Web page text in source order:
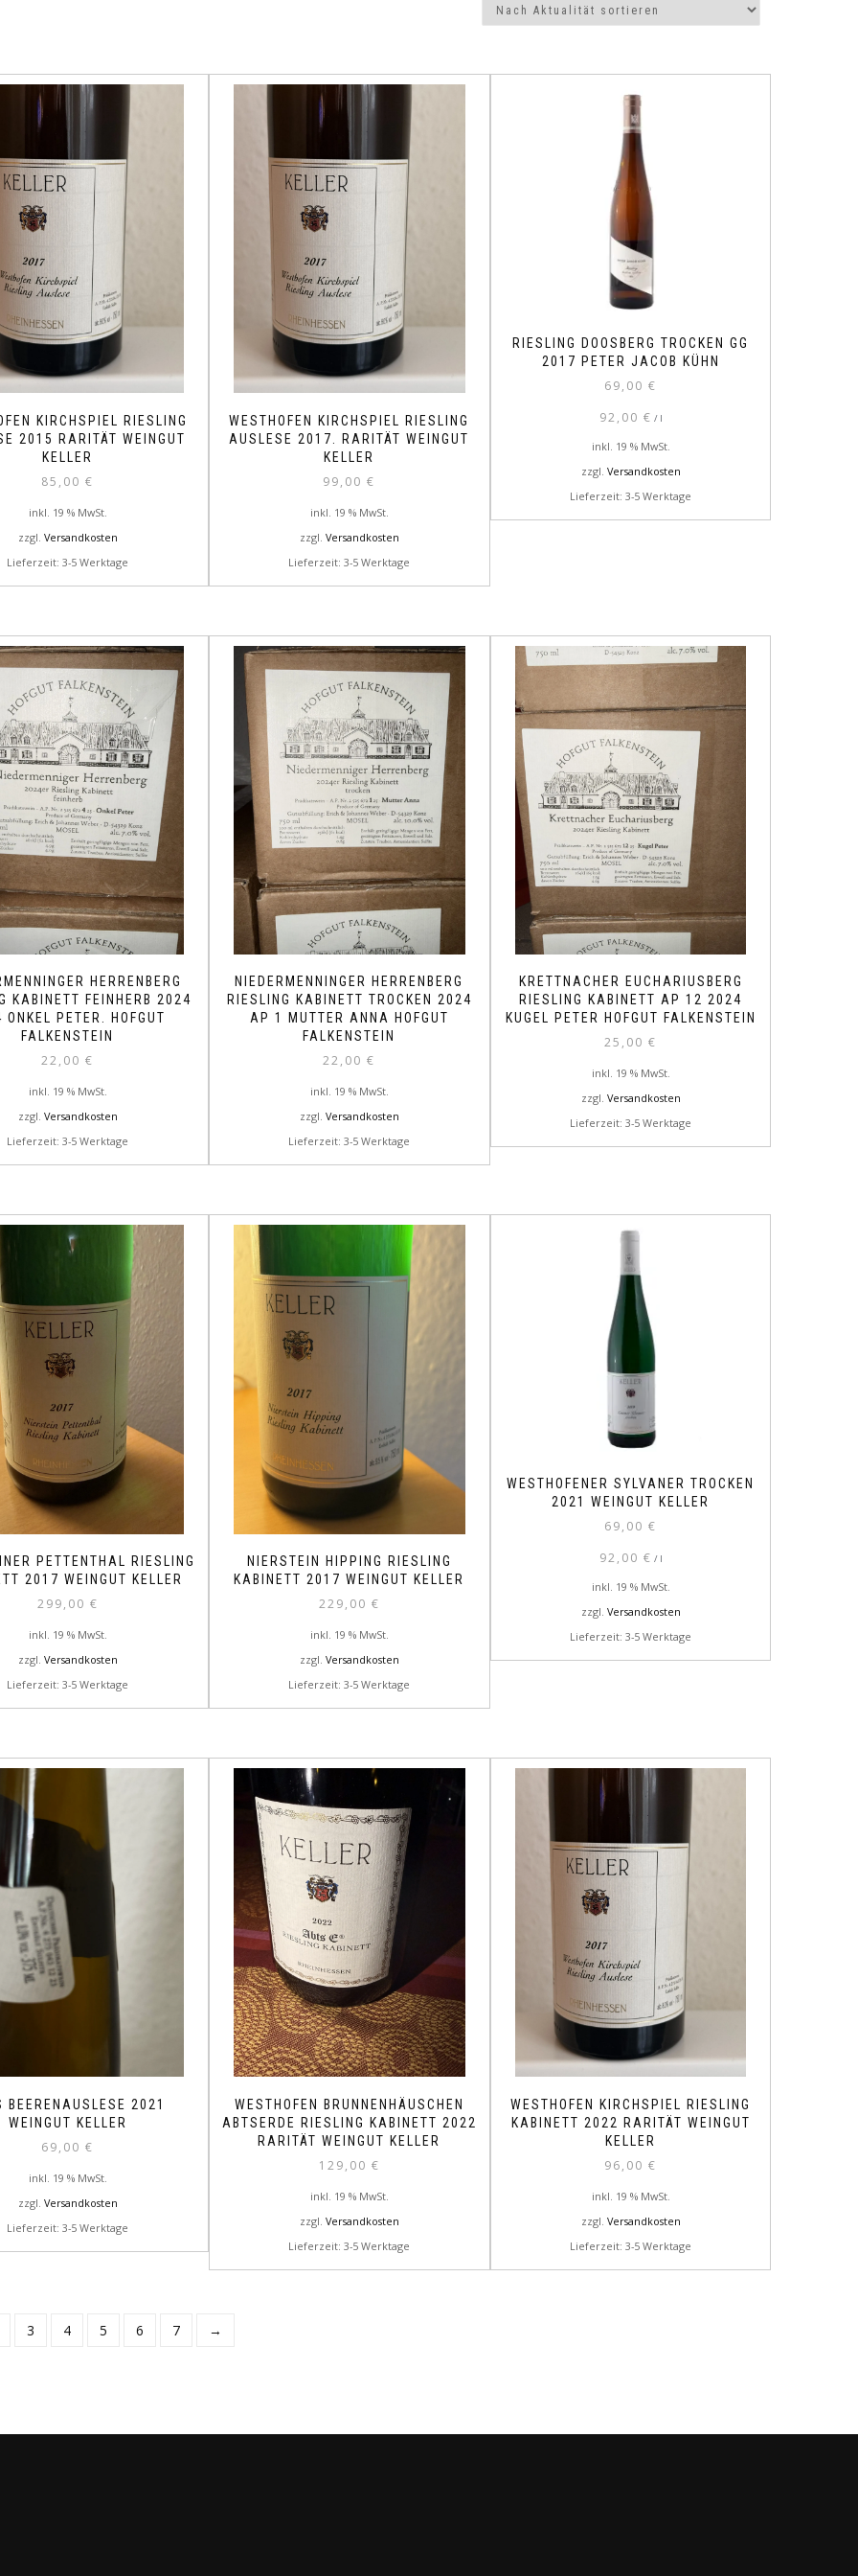
KIRCHSPIEL RIESLING
2015 RARITÄT WEINGUT
KELLER
85,00€
inkl. 19 % MwSt.
zzgl. Versandkosten
Lieferzeit: 3-5 Werktage
WESTHOFEN KIRCHSPIEL RIESLING
AUSLESE 2017. RARITÄT WEINGUT
KELLER
99,00€
inkl. 19 % MwSt.
zzgl. Versandkosten
Lieferzeit: 3-5 Werktage
RIESLING DOOSBERG TROCKEN GG
2017 PETER JACOB KÜHN
69,00€
92,00 € / l
inkl. 19 % MwSt.
zzgl. Versandkosten
Lieferzeit: 3-5 Werktage
HERRENBERG
KABINETT FEINHERB 2024
ONKEL PETER. HOFGUT
FALKENSTEIN
22,00€
inkl. 19 % MwSt.
zzgl. Versandkosten
Lieferzeit: 3-5 Werktage
NIEDERMENNINGER HERRENBERG
RIESLING KABINETT TROCKEN 2024
AP 1 MUTTER ANNA HOFGUT
FALKENSTEIN
22,00€
inkl. 19 % MwSt.
zzgl. Versandkosten
Lieferzeit: 3-5 Werktage
KRETTNACHER EUCHARIUSBERG
RIESLING KABINETT AP 12 2024
KUGEL PETER HOFGUT FALKENSTEIN
25,00€
inkl. 19 % MwSt.
zzgl. Versandkosten
Lieferzeit: 3-5 Werktage
PETTENTHAL RIESLING
2017 WEINGUT KELLER
299,00 €
inkl. 19 % MwSt.
zzgl. Versandkosten
Lieferzeit: 3-5 Werktage
NIERSTEIN HIPPING RIESLING
KABINETT 2017 WEINGUT KELLER
229,00 €
inkl. 19 % MwSt.
zzgl. Versandkosten
Lieferzeit: 3-5 Werktage
WESTHOFENER SYLVANER TROCKEN
2021 WEINGUT KELLER
69,00€
92,00 € / l
inkl. 19 % MwSt.
zzgl. Versandkosten
Lieferzeit: 3-5 Werktage
BEERENAUSLESE 2021
WEINGUT KELLER
69,00€
inkl. 19 % MwSt.
zzgl. Versandkosten
Lieferzeit: 3-5 Werktage
WESTHOFEN BRUNNENHÄUSCHEN
ABTSERDE RIESLING KABINETT 2022
RARITÄT WEINGUT KELLER
129,00 €
inkl. 19 % MwSt.
zzgl. Versandkosten
Lieferzeit: 3-5 Werktage
WESTHOFEN KIRCHSPIEL RIESLING
KABINETT 2022 RARITÄT WEINGUT
KELLER
96,00€
inkl. 19 % MwSt.
zzgl. Versandkosten
Lieferzeit: 3-5 Werktage
3 4 5 6 7 →